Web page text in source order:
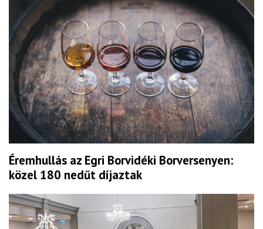
Éremhullás az Egri Borvidéki Borversenyen:
közel 180 nedűt díjaztak